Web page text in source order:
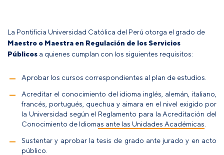
La Pontificia Universidad Católica del Perú otorga el grado de
Maestro o Maestra en Regulación de los Servicios
Públicos a quienes cumplan con los siguientes requisitos:
Aprobar los cursos correspondientes al plan de estudios.
Acreditar el conocimiento del idioma inglés, alemán, italiano,
francés, portugués, quechua y aimara en el nivel exigido por
la Universidad según el Reglamento para la Acreditación del
Conocimiento de Idiomas ante las Unidades Académicas
Sustentar y aprobar la tesis de grado ante jurado y en acto
público.